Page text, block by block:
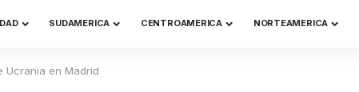
SUDAMERICA CENTROAMERICA NORTEAMERICA
Ucrania en Madrid